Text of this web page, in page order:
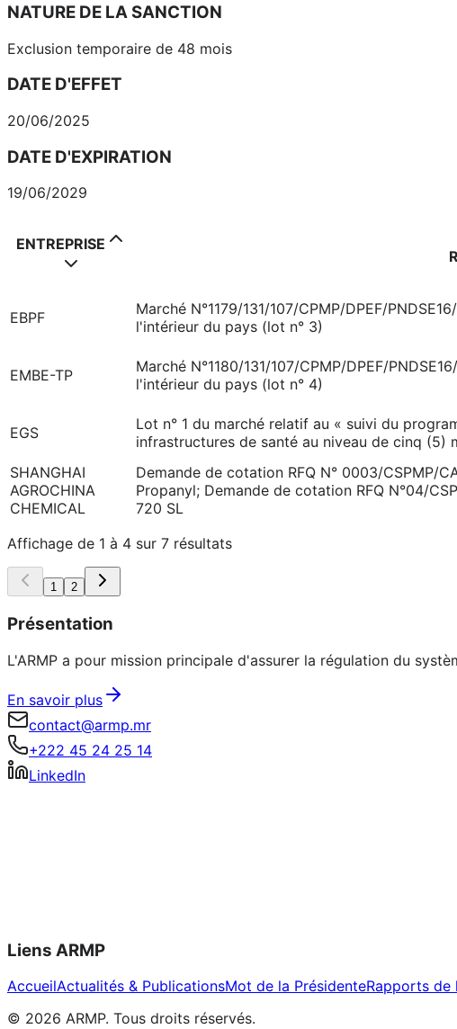
NATURE DE LA SANCTION
Exclusion temporaire de 48 mois
DATE D'EFFET
20/06/2025
DATE D'EXPIRATION
19/06/2029
ENTREPRISE
EBPF
Marché N°1179/131/107/CPMP/DPEF/
l'intérieur du pays (lot n° 3)
EМВЕ-ТР
Marché N°1180/131/107/CPMP/DPEF/
l'intérieur du pays (lot n° 4)
EGS
Lot n° 1 du marché relatif au « suivi du
infrastructures de santé au niveau de cinq
SHANGHAI
AGROCHINA
CHEMICAL
Demande de cotation RFQ N° 0003/CSPMP/
Propanyl; Demande de cotation RFQ N°04/
720 SL
Affichage de 1 à 4 sur 7 résultats
1 2
Présentation
L'ARMP a pour mission principale d'assurer la régulation du
En savoir plus
contact@armp.mr
+222 45 24 25 14
LinkedIn
Liens ARMP
AccueilActualités & PublicationsMot de la PrésidenteRapports de
© 2026 ARMP. Tous droits réservés.